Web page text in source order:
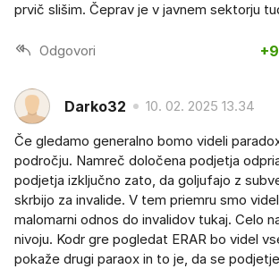
prvič slišim. Čeprav je v javnem sektorju
Odgovori +9
Darko32 10. 02. 2025 13.34
Če gledamo generalno bomo videli
področju. Namreč določena podjetja
podjetja izključno zato, da goljufajo z
skrbijo za invalide. V tem priemru smo
malomarni odnos do invalidov tukaj. Celo
nivoju. Kodr gre pogledat ERAR bo videl
pokaže drugi paraox in to je, da se